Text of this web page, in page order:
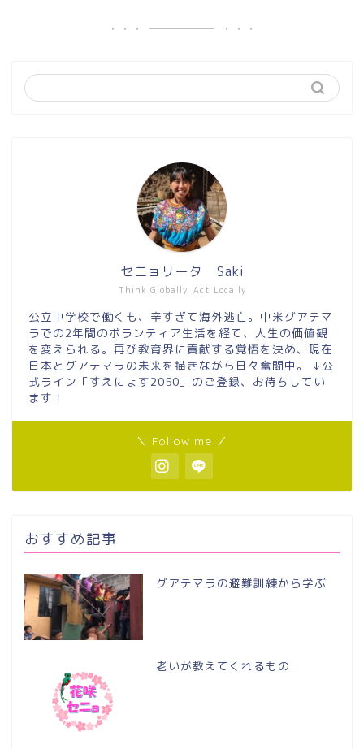
Think Globally, Act Locally
セニョリータ Saki
公立中学校で働くも、辛すぎて海外逃亡。中米グアテマ
ラでの2年間のボランティア生活を経て、人生の価値観
を変えられる。再び教育界に貢献する覚悟を決め、現在
日本とグアテマラの未来を描きながら日々奮闘中。 ↓公
式ライン「すえにょす2050」のご登録、お待ちしてい
ます！
＼ Follow me ／
おすすめ記事
グアテマラの避難訓練から学ぶ
老いが教えてくれるもの